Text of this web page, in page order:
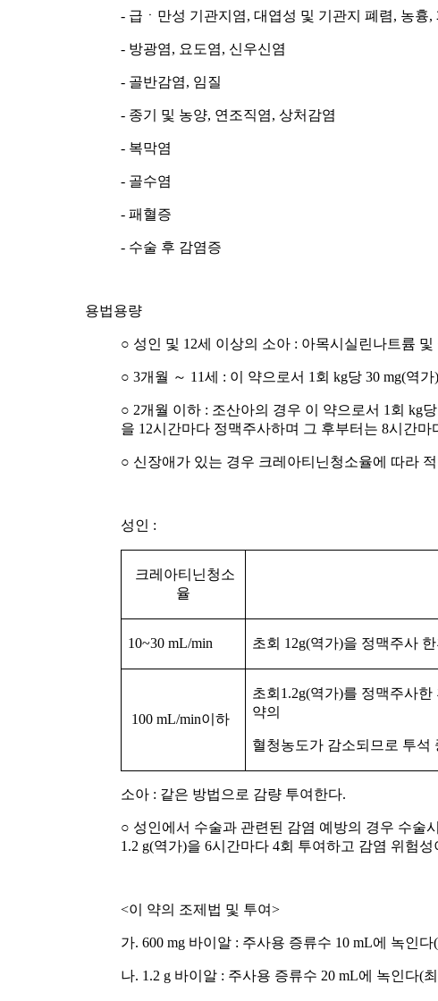
- 급ㆍ만성 기관지염, 대엽성 및 기관지 폐렴, 농흉
- 방광염, 요도염, 신우신염
- 골반감염, 임질
- 종기 및 농양, 연조직염, 상처감염
- 복막염
- 골수염
- 패혈증
- 수술 후 감염증
용법용량
○ 성인 및 12세 이상의 소아 : 아목시실린나트륨
○ 3개월 ～ 11세 : 이 약으로서 1회 kg당 30 mg(역
○ 2개월 이하 : 조산아의 경우 이 약으로서 1회 kg
을 12시간마다 정맥주사하며 그 후부터는 8시간마
○ 신장애가 있는 경우 크레아티닌청소율에 따라
성인 :
크레아티닌청소
율
10~30 mL/min 초회 12g(역가)을 정맥주사
100 mL/min이하
초회 1.2g(역가)를 정맥주사한
약의
혈청농도가 감소되므로 투석
소아 : 같은 방법으로 감량 투여한다.
○ 성인에서 수술과 관련된 감염 예방의 경우 수술
1.2 g(역가)을 6시간마다 4회 투여하고 감염 위험
<이 약의 조제법 및 투여>
가. 600 mg 바이알 : 주사용 증류수 10 mL에 녹인다
나. 1.2 g 바이알 : 주사용 증류수 20 mL에 녹인다(